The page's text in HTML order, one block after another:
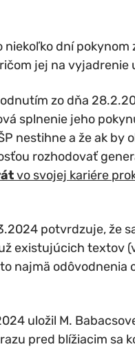
dní
jej na
zo dňa
splnenie jeho
nestihne a že ak by
rozhodovať
vo svojej kariére
potvrdzuje, že
existujúcich textov
najmä odôvodnenia
uložil M.
pred blížiacim sa